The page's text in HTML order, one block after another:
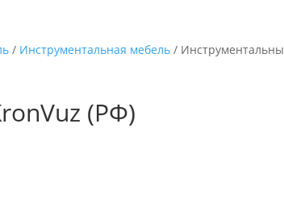
/ Инструментальная мебель /
(РФ)